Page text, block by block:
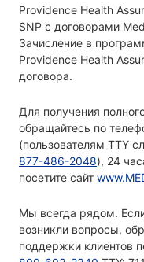
Providence Health
SNP с договорами
Зачисление в
Providence Health
договора.
Для получения
обращайтесь по
(пользователям TTY
877-486-2048), 24
посетите сайт
Мы всегда рядом.
возникли вопросы,
поддержки клиентов